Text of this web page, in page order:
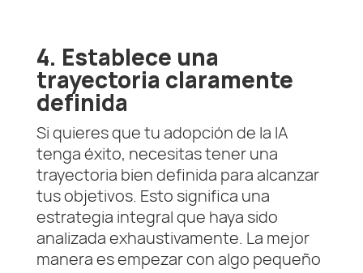
4. Establece una
trayectoria claramente
definida
Si quieres que tu adopción de la IA
tenga éxito, necesitas tener una
trayectoria bien definida para alcanzar
tus objetivos. Esto significa una
estrategia integral que haya sido
analizada exhaustivamente. La mejor
manera es empezar con algo pequeño